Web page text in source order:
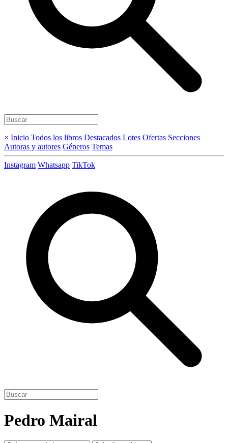
× Inicio Todos los libros Destacados Lotes Ofertas Secciones
Autoras y autores Géneros Temas
Instagram Whatsapp TikTok
Pedro Mairal